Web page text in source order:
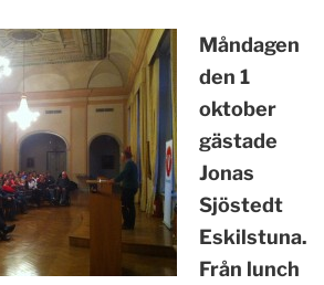
Måndagen
den 1
oktober
gästade
Jonas
Sjöstedt
Eskilstuna.
Från lunch